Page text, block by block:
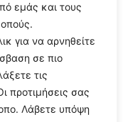
εμάς και τους
για να αρνηθείτε
σε πιο
τις
προτιμήσεις σας
Λάβετε υπόψη